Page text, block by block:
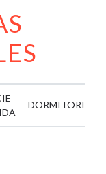
DORMITORIOS